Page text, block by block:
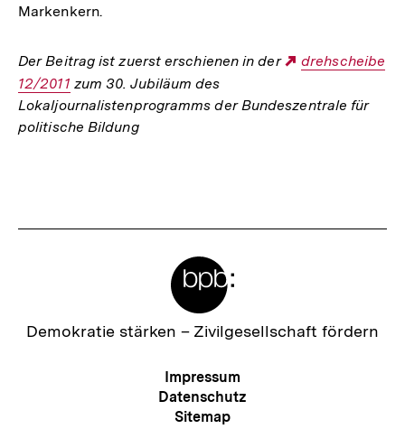
Markenkern.
Der Beitrag ist zuerst erschienen in der
Externer
drehscheibe
12/2011 zum 30. Jubiläum des
Lokaljournalistenprogramms der Bundeszentrale für
politische Bildung
Zur
Demokratie stärken – Zivilgesellschaft fördern
Meta-
Navigation
Impressum
Datenschutz
Sitemap